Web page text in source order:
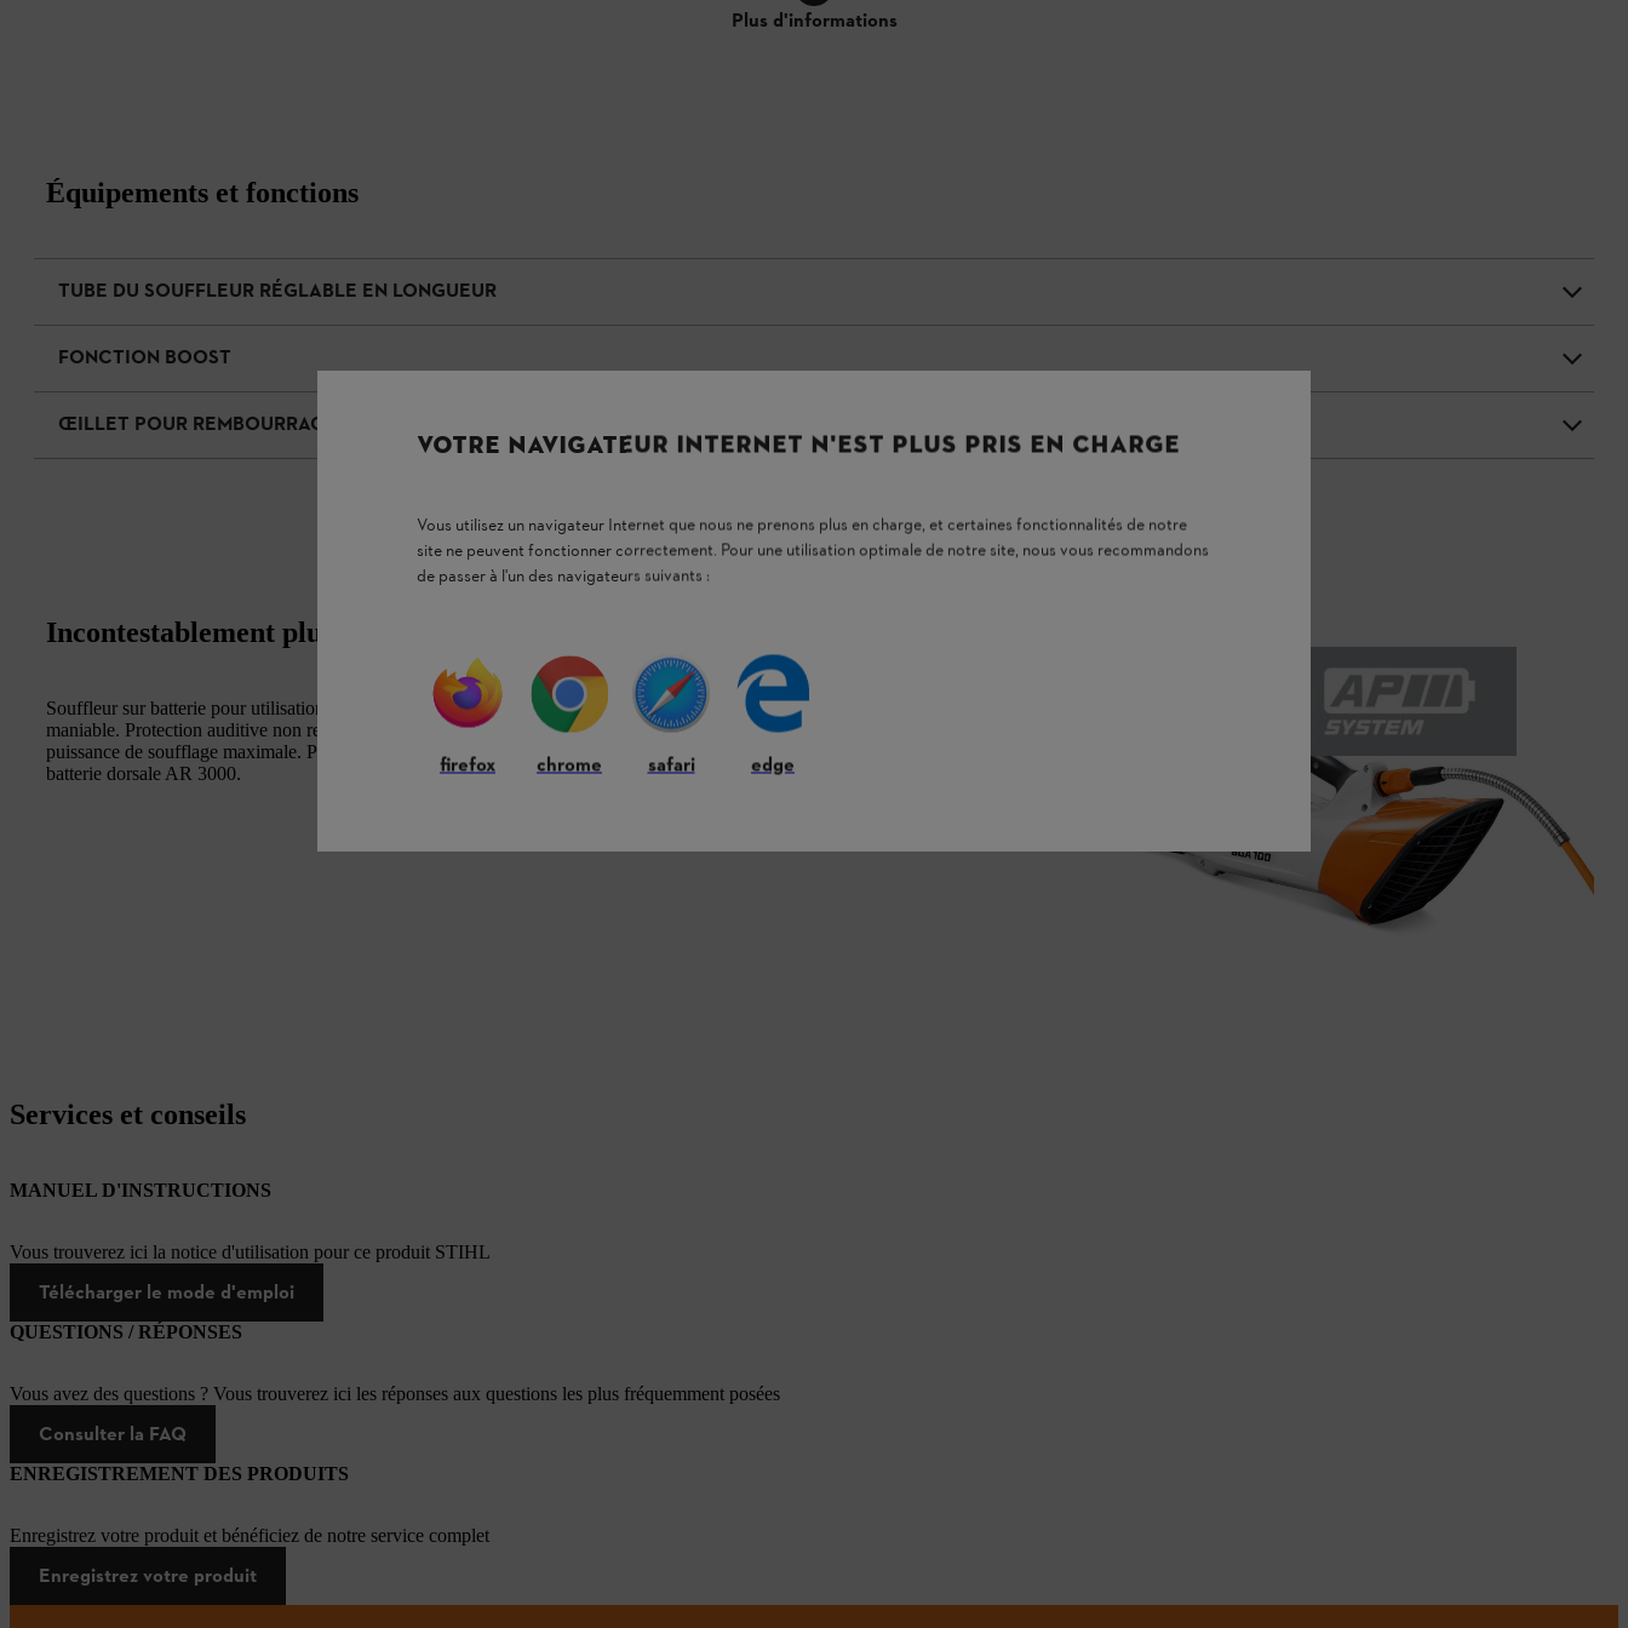
Plus d'informations
Équipements et fonctions
TUBE DU SOUFFLEUR RÉGLABLE EN LONGUEUR
FONCTION BOOST
ŒILLET POUR REMBOURRAGE D'APPUI
Incontestablement plus puissant. Encore plus silencieux.
Souffleur sur batterie pour utilisation professionnelle. Extrêmement puissant, mais très silencieux. Très léger et
maniable. Protection auditive non requise. Avec trois niveaux de puissance et une fonction boost pour une
puissance de soufflage maximale. Pour une utilisation ininterrompue de longue durée, nous recommandons la
batterie dorsale AR 3000.
Services et conseils
MANUEL D'INSTRUCTIONS
Vous trouverez ici la notice d'utilisation pour ce produit STIHL
Télécharger le mode d'emploi
QUESTIONS / RÉPONSES
Vous avez des questions ? Vous trouverez ici les réponses aux questions les plus fréquemment posées
Consulter la FAQ
ENREGISTREMENT DES PRODUITS
Enregistrez votre produit et bénéficiez de notre service complet
Enregistrez votre produit
VOTRE NAVIGATEUR INTERNET N'EST PLUS PRIS EN CHARGE
Vous utilisez un navigateur Internet que nous ne prenons plus en charge, et certaines fonctionnalités de notre
site ne peuvent fonctionner correctement. Pour une utilisation optimale de notre site, nous vous recommandons
de passer à l'un des navigateurs suivants :
firefox chrome safari edge